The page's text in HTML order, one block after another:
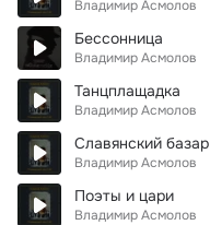
Владимир Асмолов
Бессонница
Владимир Асмолов
Танцплащадка
Владимир Асмолов
Славянский базар
Владимир Асмолов
Поэты и цари
Владимир Асмолов